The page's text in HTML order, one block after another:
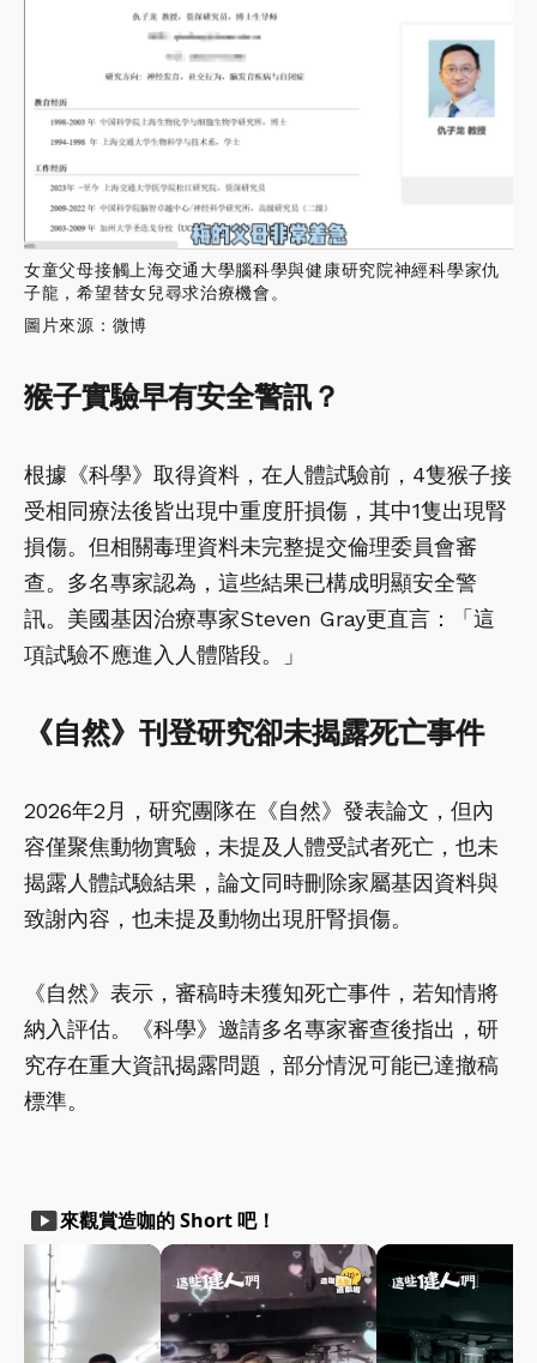
女童父母接觸上海交通大學腦科學與健康研究院神經科學家仇
子龍，希望替女兒尋求治療機會。
圖片來源：微博
猴子實驗早有安全警訊？
根據《科學》取得資料，在人體試驗前，4隻猴子接
受相同療法後皆出現中重度肝損傷，其中1隻出現腎
損傷。但相關毒理資料未完整提交倫理委員會審
查。多名專家認為，這些結果已構成明顯安全警
訊。美國基因治療專家Steven Gray更直言：「這
項試驗不應進入人體階段。」
《自然》刊登研究卻未揭露死亡事件
2026年2月，研究團隊在《自然》發表論文，但內
容僅聚焦動物實驗，未提及人體受試者死亡，也未
揭露人體試驗結果，論文同時刪除家屬基因資料與
致謝內容，也未提及動物出現肝腎損傷。
《自然》表示，審稿時未獲知死亡事件，若知情將
納入評估。《科學》邀請多名專家審查後指出，研
究存在重大資訊揭露問題，部分情況可能已達撤稿
標準。
smart_display來觀賞造咖的 Short 吧！